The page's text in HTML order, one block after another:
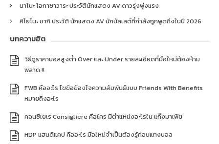
นาโนะ โอกาซาวาระ ประวัตินักแสดง AV ดาวรุ่งพุ่งแรง
คิโยโนะ ซากิ ประวัติ นักแสดง AV นักบัลเลต์ที่กำลังถูกพูดถึงในปี 2026
บทความฮิต
วิธีดูราคาบอลสูงต่ำ Over และ Under รายละเอียดที่มือใหม่ต้องห้าม
พลาด !!
FWB คืออะไร ไขข้อข้องใจความสัมพันธ์แบบ Friends With Benefits
หมายถึงอะไร
คอนซีเยเร Consigliere คือใคร มีตำแหน่งอะไรใน แก๊งมาเฟีย
HDP แฮนดิแคป คืออะไร มือใหม่จำเป็นต้องรู้ก่อนแทงบอล